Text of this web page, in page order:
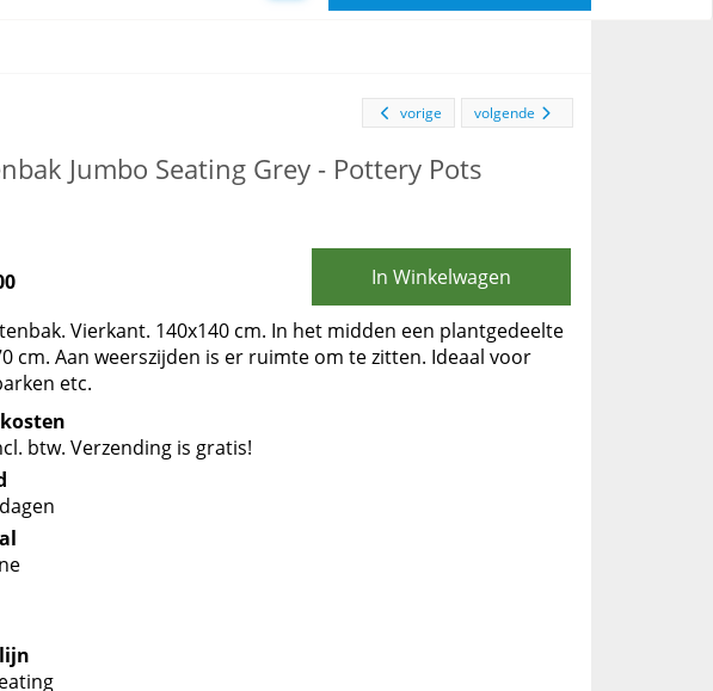
volgende
vorige
Jumbo Seating Grey - Pottery Pots
In Winkelwagen
Vierkant. 140x140 cm. In het midden een plantgedeelte
cm. Aan weerszijden is er ruimte om te zitten. Ideaal voor
etc.
btw. Verzending is gratis!